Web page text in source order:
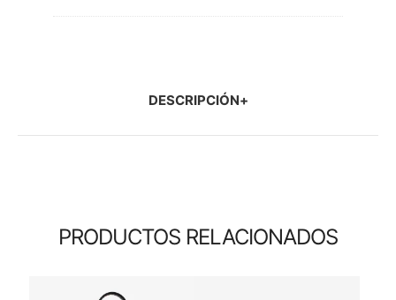
DESCRIPCIÓN
PRODUCTOS RELACIONADOS